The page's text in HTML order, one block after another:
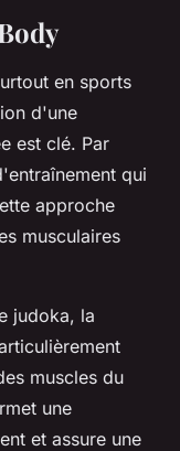
en sports
d'une
est clé. Par
qui
approche
musculaires
judoka, la
muscles du
une
et assure une